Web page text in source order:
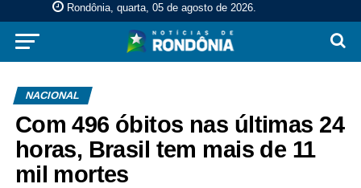
Rondônia, quarta, 05 de agosto de 2026.
NACIONAL
Com 496 óbitos nas últimas 24
horas, Brasil tem mais de 11
mil mortes